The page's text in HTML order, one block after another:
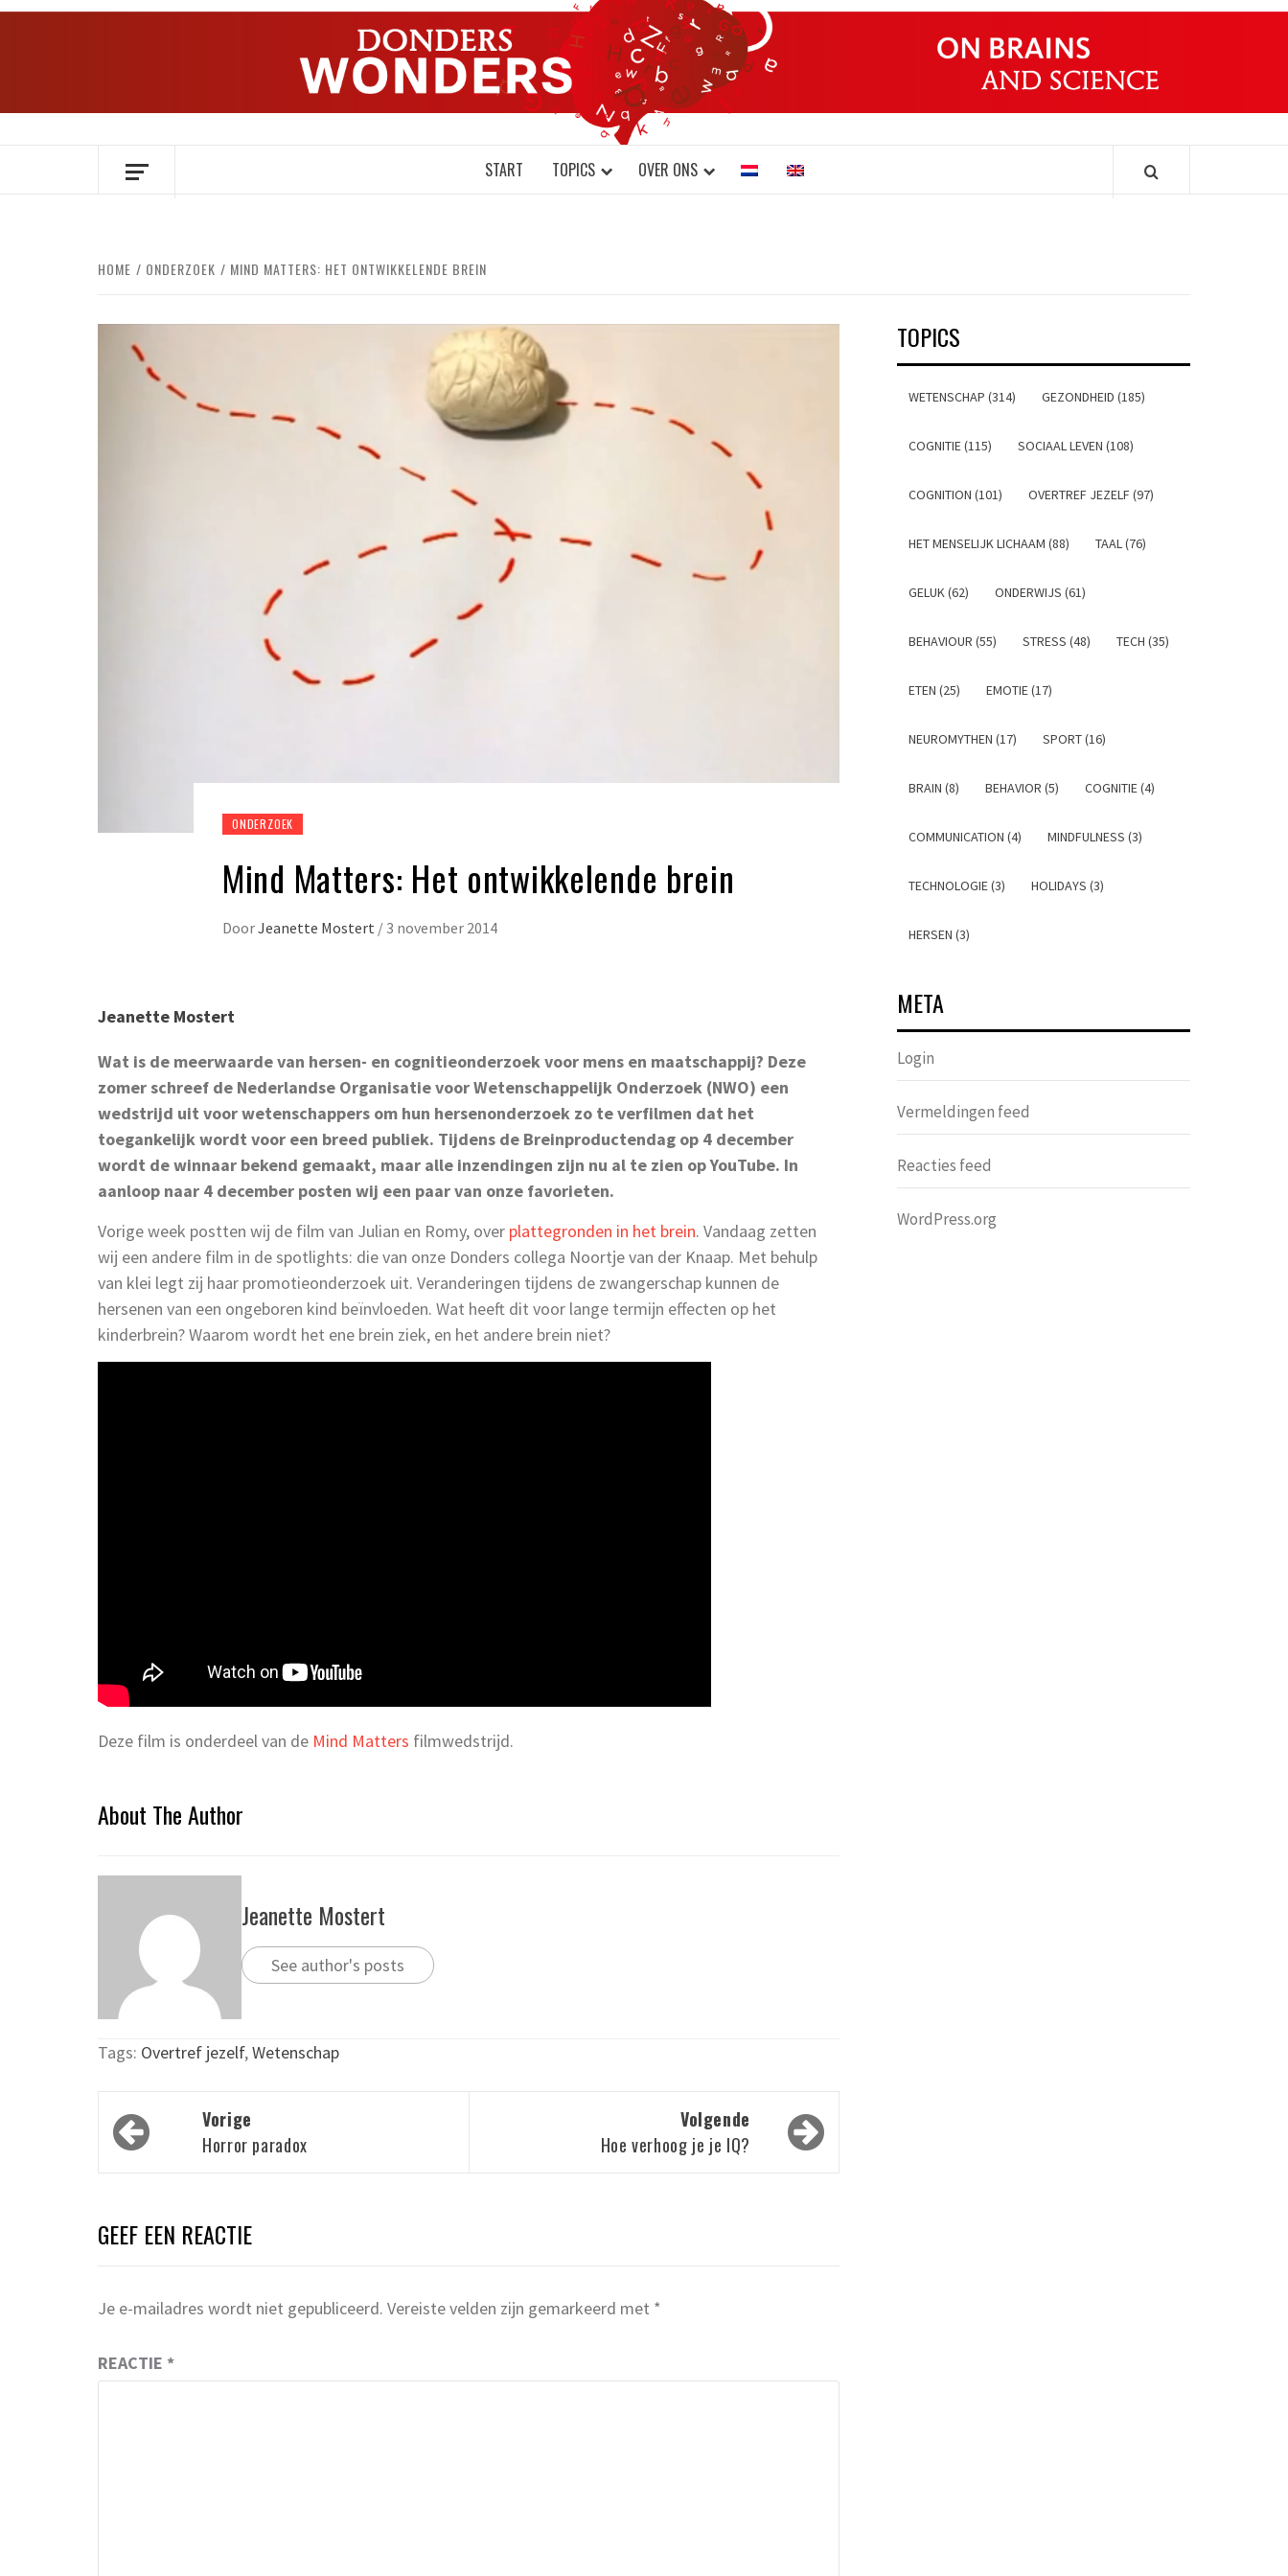
Ga
DONDERS WONDERS
OVER HERSENEN EN WETENSCHAP // ON BRAINS AND SCIENCE
START TOPICS OVER ONS
HOME ONDERZOEK MIND MATTERS: HET ONTWIKKELENDE BREIN
ONDERZOEK
Mind Matters: Het ontwikkelende brein
DoorJeanette Mostert / 3 november 2014
Jeanette Mostert
Wat is de meerwaarde van hersen- en cognitieonderzoek voor mens en maatschappij? Deze
zomer schreef de Nederlandse Organisatie voor Wetenschappelijk Onderzoek (NWO) een
wedstrijd uit voor wetenschappers om hun hersenonderzoek zo te verfilmen dat het
toegankelijk wordt voor een breed publiek. Tijdens de Breinproductendag op 4 december
wordt de winnaar bekend gemaakt, maar alle inzendingen zijn nu al te zien op YouTube. In
aanloop naar 4 december posten wij een paar van onze favorieten.
Vorige week postten wij de film van Julian en Romy, over plattegronden in het brein. Vandaag zetten
wij een andere film in de spotlights: die van onze Donders collega Noortje van der Knaap. Met behulp
van klei legt zij haar promotieonderzoek uit. Veranderingen tijdens de zwangerschap kunnen de
hersenen van een ongeboren kind beïnvloeden. Wat heeft dit voor lange termijn effecten op het
kinderbrein? Waarom wordt het ene brein ziek, en het andere brein niet?
Deze film is onderdeel van de Mind Matters filmwedstrijd.
About The Author
Jeanette Mostert
See author's posts
Tags: Overtref jezelf,Wetenschap
Bericht
navigatie
Vorige
Horror paradox
Volgende
Hoe verhoog je je IQ?
GEEF EEN REACTIE
Je e-mailadres wordt niet gepubliceerd. Vereiste velden zijn gemarkeerd met *
REACTIE *
TOPICS
WETENSCHAP (314) GEZONDHEID (185)
COGNITIE (115) SOCIAAL LEVEN (108)
COGNITION (101) OVERTREF JEZELF (97)
HET MENSELIJK LICHAAM (88) TAAL (76)
GELUK (62) ONDERWIJS (61)
BEHAVIOUR (55) STRESS (48) TECH (35)
ETEN (25) EMOTIE (17)
NEUROMYTHEN (17) SPORT (16)
BRAIN (8) BEHAVIOR (5) COGNITIE (4)
COMMUNICATION (4) MINDFULNESS (3)
TECHNOLOGIE (3) HOLIDAYS (3)
HERSEN (3)
META
Login
Vermeldingen feed
Reacties feed
WordPress.org